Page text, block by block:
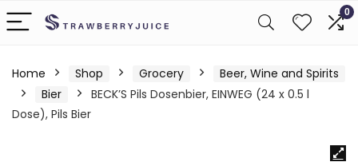
0
Home Shop Grocery
Beer, Wine and Spirits
Bier
BECK’S Pils Dosenbier, EINWEG (24 x 0.5 l
Dose), Pils Bier